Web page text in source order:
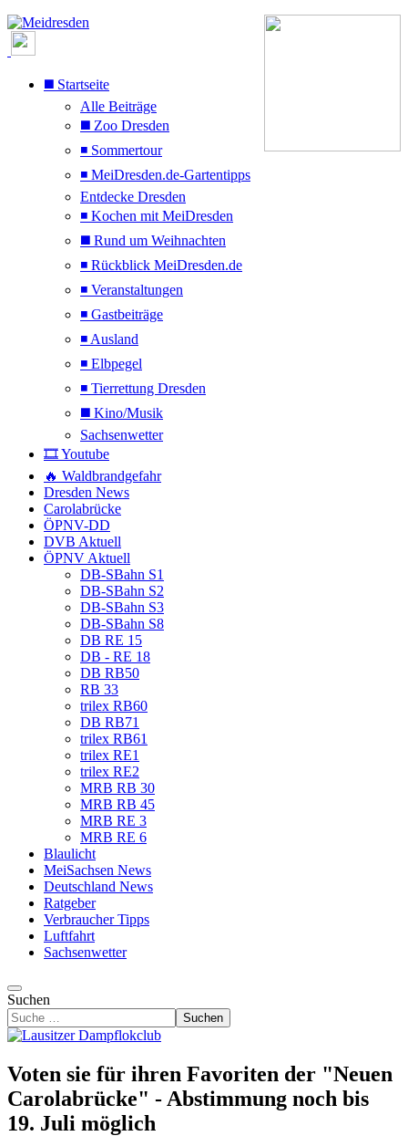
◼️ Startseite
Alle Beiträge
◼️ Zoo Dresden
◾ Sommertour
◾ MeiDresden.de-Gartentipps
Entdecke Dresden
◾ Kochen mit MeiDresden
◼️ Rund um Weihnachten
◾ Rückblick MeiDresden.de
◾ Veranstaltungen
◾ Gastbeiträge
◾ Ausland
◾ Elbpegel
◾ Tierrettung Dresden
◼️ Kino/Musik
Sachsenwetter
🎞️ Youtube
🔥 Waldbrandgefahr
Dresden News
Carolabrücke
ÖPNV-DD
DVB Aktuell
ÖPNV Aktuell
DB-SBahn S1
DB-SBahn S2
DB-SBahn S3
DB-SBahn S8
DB RE 15
DB - RE 18
DB RB50
RB 33
trilex RB60
DB RB71
trilex RB61
trilex RE1
trilex RE2
MRB RB 30
MRB RB 45
MRB RE 3
MRB RE 6
Blaulicht
MeiSachsen News
Deutschland News
Ratgeber
Verbraucher Tipps
Luftfahrt
Sachsenwetter
Suchen
Suchen
Voten sie für ihren Favoriten der "Neuen
Carolabrücke" - Abstimmung noch bis
19. Juli möglich